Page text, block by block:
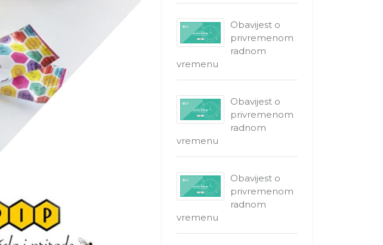
Obavijest o
privremenom
radnom
vremenu
Obavijest o
privremenom
radnom
vremenu
Obavijest o
privremenom
radnom
vremenu